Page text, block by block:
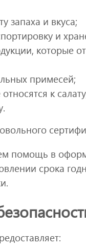
запаха и вкуса;
и
которые
примесей;
к
помощь в
срока